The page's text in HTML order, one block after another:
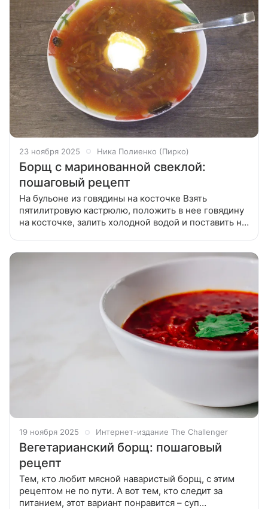
23 ноября 2025 Ника Полиенко (Пирко)
Борщ с маринованной свеклой:
пошаговый рецепт
На бульоне из говядины на косточке Взять
пятилитровую кастрюлю, положить в нее говядину
на косточке, залить холодной водой и поставить на
19 ноября 2025 Интернет-издание The Challenger
Вегетарианский борщ: пошаговый
рецепт
Тем, кто любит мясной наваристый борщ, с этим
рецептом не по пути. А вот тем, кто следит за
питанием, этот вариант понравится – суп